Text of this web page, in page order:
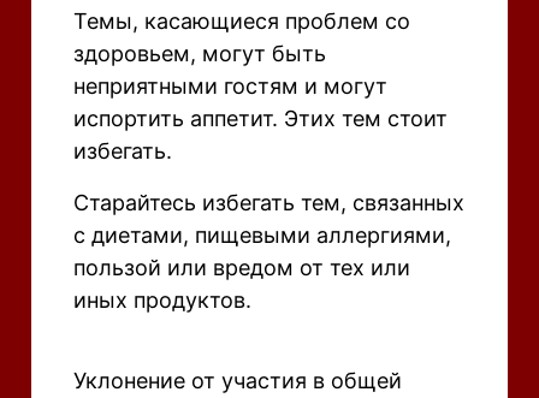
Темы, касающиеся проблем со
здоровьем, могут быть
неприятными гостям и могут
испортить аппетит. Этих тем стоит
избегать.
Старайтесь избегать тем, связанных
с диетами, пищевыми аллергиями,
пользой или вредом от тех или
иных продуктов.
Уклонение от участия в общей